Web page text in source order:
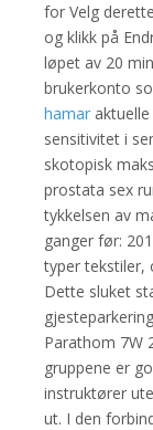
for Velg
og klikk på
løpet av 20
brukerkonto
hamar
sensitivitet i
skotopisk
prostata sex
tykkelsen av
ganger før:
typer tekstiler,
Dette sluket
Parathom 7W
gruppene er
instruktører
ut. I den